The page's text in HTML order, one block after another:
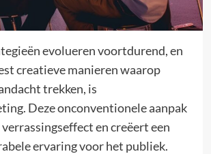
evolueren voortdurend, en
creatieve manieren waarop
trekken, is
Deze onconventionele aanpak
en creëert een
ervaring voor het publiek.